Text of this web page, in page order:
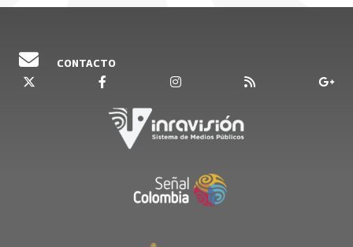
CONTACTO